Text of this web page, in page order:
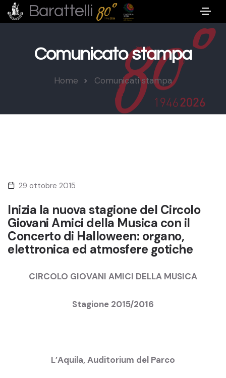
Barattelli
Comunicato stampa
Home Comunicati stampa
29 ottobre 2015
Inizia la nuova stagione del Circolo
Giovani Amici della Musica con il
Concerto di Halloween: organo,
elettronica ed atmosfere gotiche
CIRCOLO GIOVANI AMICI DELLA MUSICA
Stagione 2015/2016
L’Aquila, Auditorium del Parco